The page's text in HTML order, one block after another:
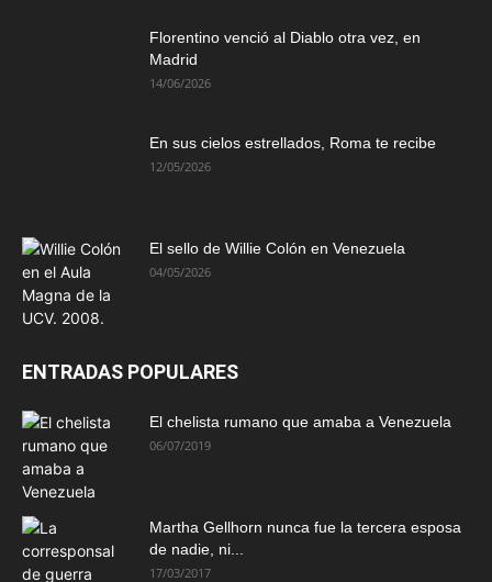
Florentino venció al Diablo otra vez, en
Madrid
14/06/2026
En sus cielos estrellados, Roma te recibe
12/05/2026
El sello de Willie Colón en Venezuela
04/05/2026
ENTRADAS POPULARES
El chelista rumano que amaba a Venezuela
06/07/2019
Martha Gellhorn nunca fue la tercera esposa
de nadie, ni...
17/03/2017